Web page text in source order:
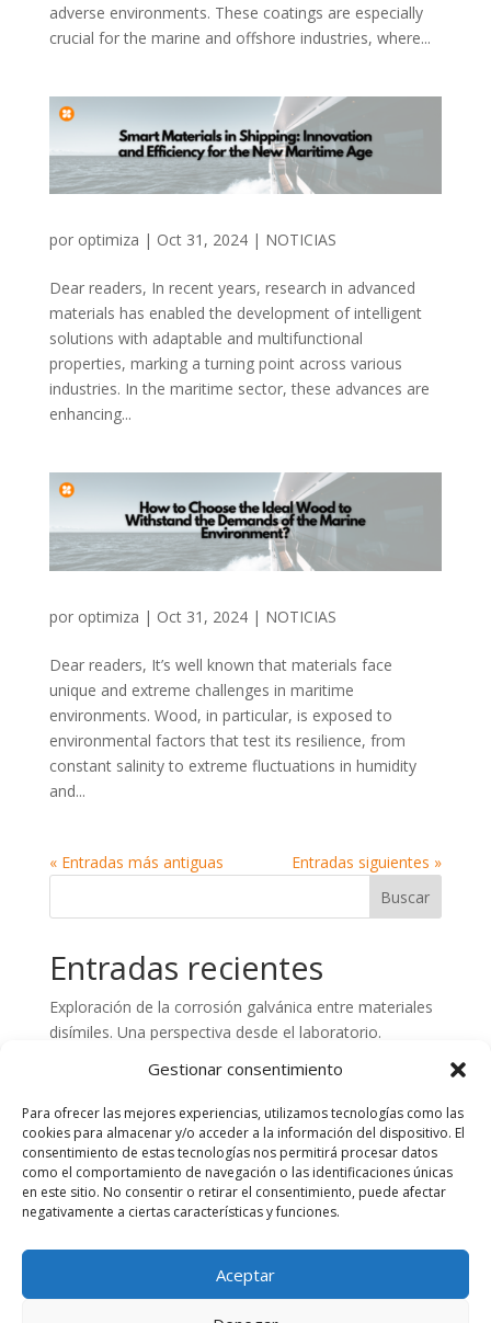
Gestionar consentimiento
Para ofrecer las mejores experiencias, utilizamos tecnologías como las
cookies para almacenar y/o acceder a la información del dispositivo. El
consentimiento de estas tecnologías nos permitirá procesar datos
como el comportamiento de navegación o las identificaciones únicas
en este sitio. No consentir o retirar el consentimiento, puede afectar
negativamente a ciertas características y funciones.
Aceptar
adverse environments. These coatings are especially
crucial for the marine and offshore industries, where...
por optimiza | Oct 31, 2024| NOTICIAS
Dear readers, In recent years, research in advanced
materials has enabled the development of intelligent
solutions with adaptable and multifunctional
properties, marking a turning point across various
industries. In the maritime sector, these advances are
enhancing...
por optimiza | Oct 31, 2024| NOTICIAS
Dear readers, It’s well known that materials face
unique and extreme challenges in maritime
environments. Wood, in particular, is exposed to
environmental factors that test its resilience, from
constant salinity to extreme fluctuations in humidity
and...
« Entradas más antiguas Entradas siguientes »
Entradas recientes
Exploración de la corrosión galvánica entre materiales
disímiles. Una perspectiva desde el laboratorio.
Preparación de superficies de hormigón. Aspectos
Análisis de fallos en estructuras de Plástico Reforzado
con Fibra de Vidrio (PRFV). Importancia del
asesoramiento técnico y laboratorio especializado
Artículo Técnico: Corrosión en Metales Férricos